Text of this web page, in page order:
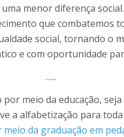
menor diferença
que combatemos
social, tornando o
e com oportunidade
…..
meio da educação, seja
a alfabetização para toda
meio da graduação em